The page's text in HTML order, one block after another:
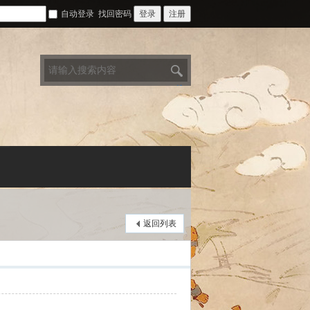
自动登录 找回密码 登录 注册
返回列表